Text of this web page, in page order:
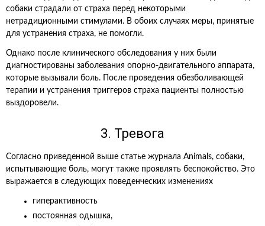
собаки страдали от страха перед некоторыми
нетрадиционными стимулами. В обоих случаях меры, принятые
для устранения страха, не помогли.
Однако после клинического обследования у них были
диагностированы заболевания опорно-двигательного аппарата,
которые вызывали боль. После проведения обезболивающей
терапии и устранения триггеров страха пациенты полностью
выздоровели.
3. Тревога
Согласно приведенной выше статье журнала Animals, собаки,
испытывающие боль, могут также проявлять беспокойство. Это
выражается в следующих поведенческих изменениях
гиперактивность
постоянная одышка,